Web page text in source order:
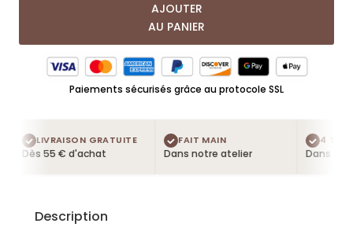
AJOUTER
AU PANIER
Paiements sécurisés grâce au protocole SSL
LIVRAISON GRATUITE
Dès 55 € d'achat
FAIT MAIN
Dans notre atelier
4
Dans
Description